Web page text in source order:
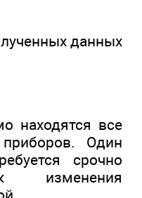
данных
находятся все
Один
срочно
изменения